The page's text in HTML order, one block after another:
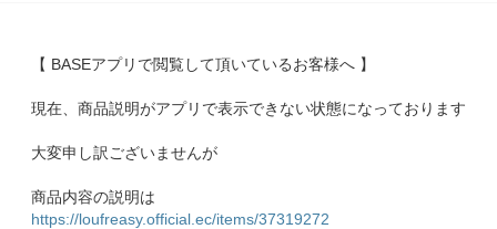
【 BASEアプリで閲覧して頂いているお客様へ 】
現在、商品説明がアプリで表示できない状態になっております
大変申し訳ございませんが
商品内容の説明は
https://loufreasy.official.ec/items/37319272